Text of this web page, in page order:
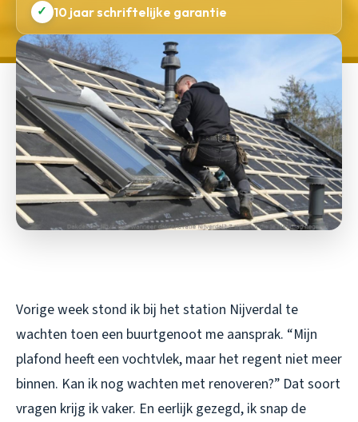
✓ 10 jaar schriftelijke garantie
Vorige week stond ik bij het station Nijverdal te
wachten toen een buurtgenoot me aansprak. “Mijn
plafond heeft een vochtvlek, maar het regent niet meer
binnen. Kan ik nog wachten met renoveren?” Dat soort
vragen krijg ik vaker. En eerlijk gezegd, ik snap de